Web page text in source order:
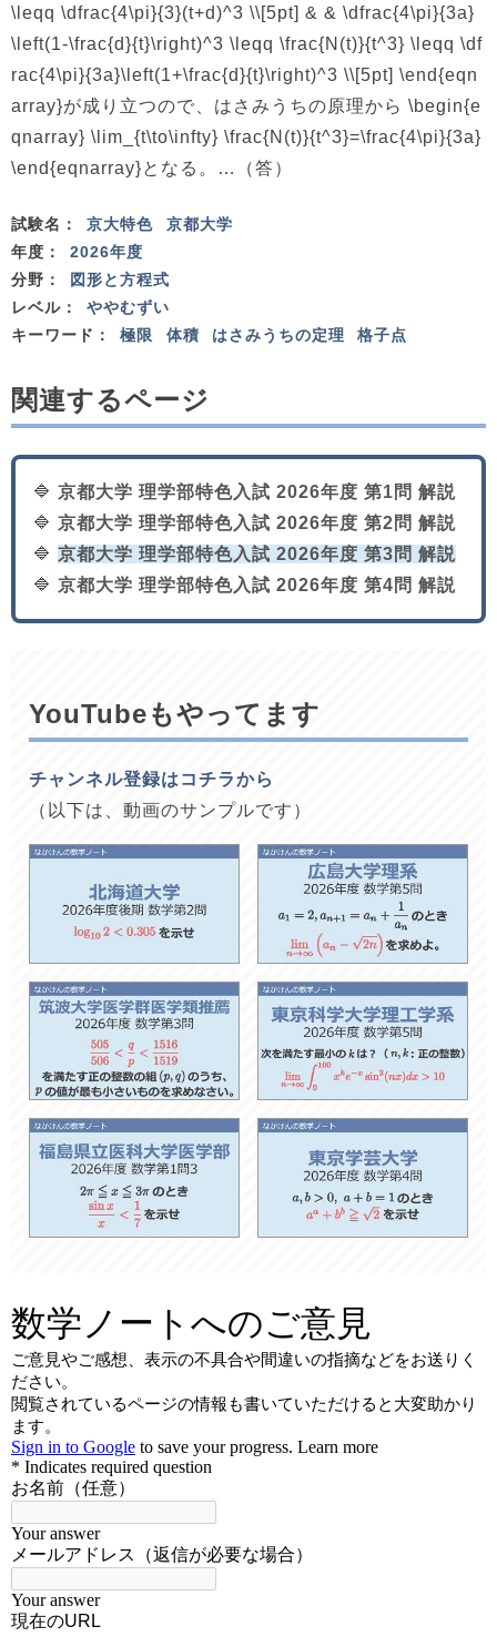
\leqq \dfrac{4\pi}{3}(t+d)^3 \\[5pt] & & \dfrac{4\pi}{3a}
\left(1-\frac{d}{t}\right)^3 \leqq \frac{N(t)}{t^3} \leqq \df
rac{4\pi}{3a}\left(1+\frac{d}{t}\right)^3 \\[5pt] \end{eqn
array}が成り立つので、はさみうちの原理から \begin{e
qnarray} \lim_{t\to\infty} \frac{N(t)}{t^3}=\frac{4\pi}{3a}
\end{eqnarray}となる。…（答）
試験名： 京大特色
京都大学
年度：
2026年度
分野：
図形と方程式
レベル：
ややむずい
キーワード：
極限 体積 はさみうちの定理 格子点
関連するページ
🔷 京都大学 理学部特色入試 2026年度 第1問 解説
🔷 京都大学 理学部特色入試 2026年度 第2問 解説
🔷 京都大学 理学部特色入試 2026年度 第3問 解説
🔷 京都大学 理学部特色入試 2026年度 第4問 解説
YouTubeもやってます
チャンネル登録はコチラから
（以下は、動画のサンプルです）